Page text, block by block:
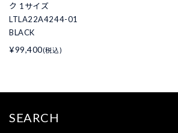
ク 1サイズ
LTLA22A4244-01
BLACK
¥99,400(税込)
SEARCH